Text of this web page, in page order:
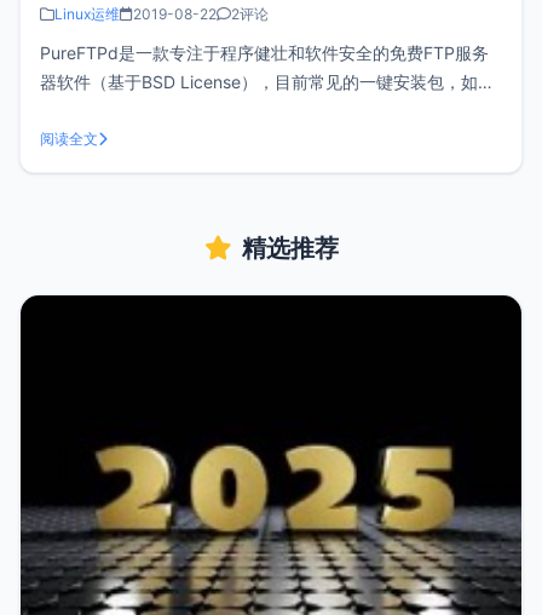
Linux运维 2019-08-22 2评论
PureFTPd是一款专注于程序健壮和软件安全的免费FTP服务
器软件（基于BSD License），目前常见的一键安装包，如
务，可见PureFTPd是一款非常流行的FTP服务软件。有些时
候我们不需要过多的集成环境，就想简简单
阅读全文
精选推荐